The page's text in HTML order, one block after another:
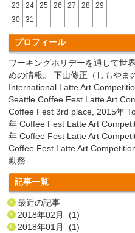
23
24 25 26 27 28
29
30
31
プロフィール
ワーキングホリデーを通して世
めの情報。 下山修正（しもやま
International Latte Art
Seattle Coffee Fest Latte Art
Coffee Fest 3rd place, 2015年
年 Coffee Fest Latte Art
年 Coffee Fest Latte Art
Coffee Fest Latte Art
勤務
記事一覧
最近の記事
2018年02月 (1)
2018年01月 (1)